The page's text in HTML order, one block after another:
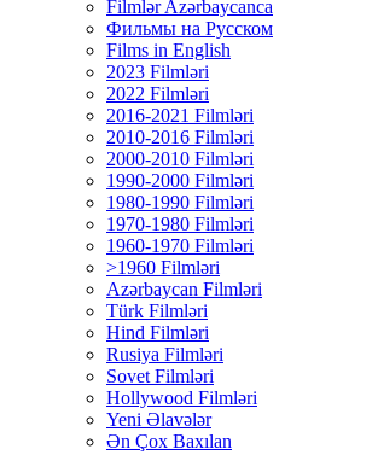
Filmlər Azərbaycanca
Фильмы на Русском
Films in English
2023 Filmləri
2022 Filmləri
2016-2021 Filmləri
2010-2016 Filmləri
2000-2010 Filmləri
1990-2000 Filmləri
1980-1990 Filmləri
1970-1980 Filmləri
1960-1970 Filmləri
>1960 Filmləri
Azərbaycan Filmləri
Türk Filmləri
Hind Filmləri
Rusiya Filmləri
Sovet Filmləri
Hollywood Filmləri
Yeni Əlavələr
Ən Çox Baxılan